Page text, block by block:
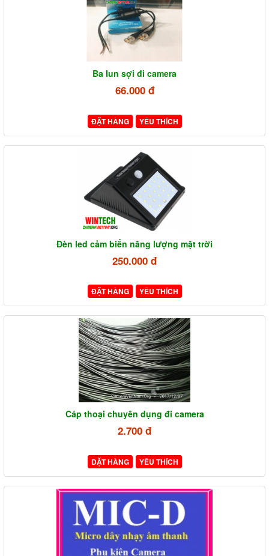
Ba lun sợi đi camera
66.000 đ
ĐẶT HÀNG YÊU THÍCH
Đèn led cảm biến năng lượng mặt trời
250.000 đ
ĐẶT HÀNG YÊU THÍCH
Cáp thoại chuyên dụng đi camera
2.700 đ
ĐẶT HÀNG YÊU THÍCH